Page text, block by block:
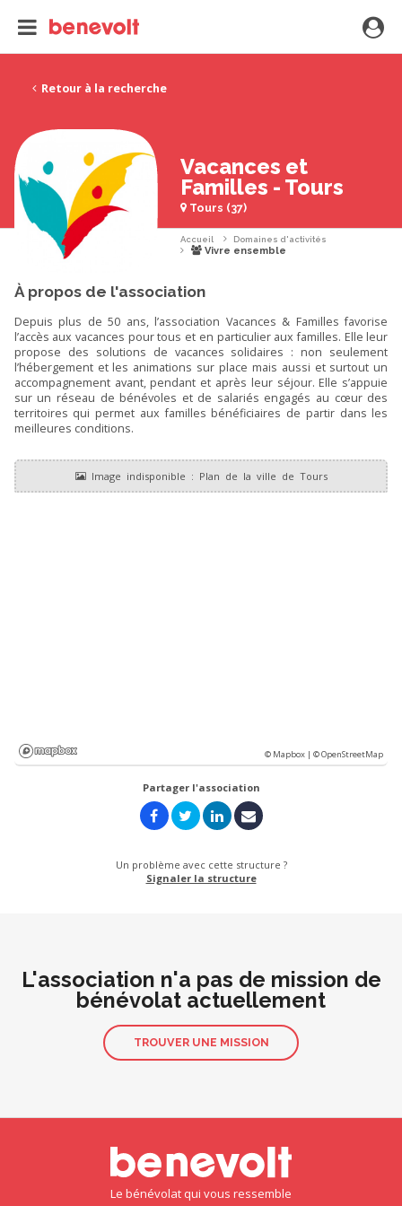
Retour à la recherche
Vacances et
Familles - Tours
Tours (37)
Accueil Domaines d'activités
Vivre ensemble
À propos de l'association
Depuis plus de 50 ans, l’association Vacances & Familles favorise
l’accès aux vacances pour tous et en particulier aux familles. Elle leur
propose des solutions de vacances solidaires : non seulement
l’hébergement et les animations sur place mais aussi et surtout un
accompagnement avant, pendant et après leur séjour. Elle s’appuie
sur un réseau de bénévoles et de salariés engagés au cœur des
territoires qui permet aux familles bénéficiaires de partir dans les
meilleures conditions.
© Mapbox |© OpenStreetMap
Partager l'association
Un problème avec cette structure ?
Signaler la structure
L'association n'a pas de mission de
bénévolat actuellement
TROUVER UNE MISSION
Le bénévolat qui vous ressemble